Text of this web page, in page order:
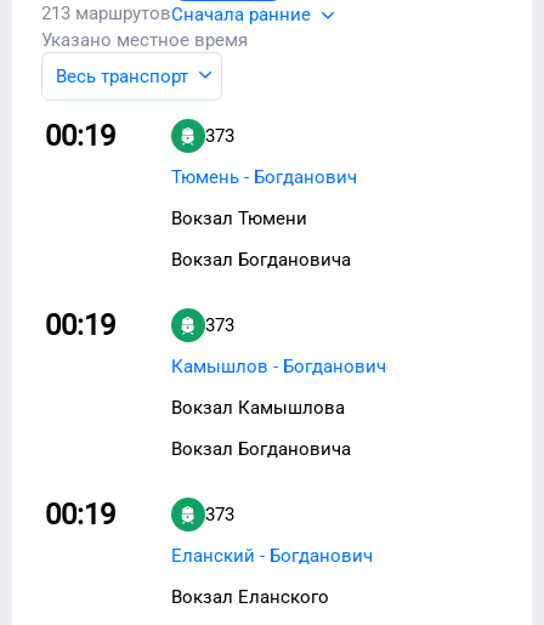
213 маршрутовСначала ранние
Указано местное время
Весь транспорт
00:19
373
Тюмень - Богданович
Вокзал Тюмени
Вокзал Богдановича
00:19
373
Камышлов - Богданович
Вокзал Камышлова
Вокзал Богдановича
00:19
373
Еланский - Богданович
Вокзал Еланского